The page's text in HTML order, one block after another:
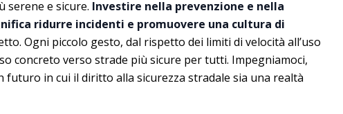
serene e sicure. Investire nella prevenzione e nella
ridurre incidenti e promuovere una cultura di
Ogni piccolo gesto, dal rispetto dei limiti di velocità all’uso
concreto verso strade più sicure per tutti. Impegniamoci,
futuro in cui il diritto alla sicurezza stradale sia una realtà